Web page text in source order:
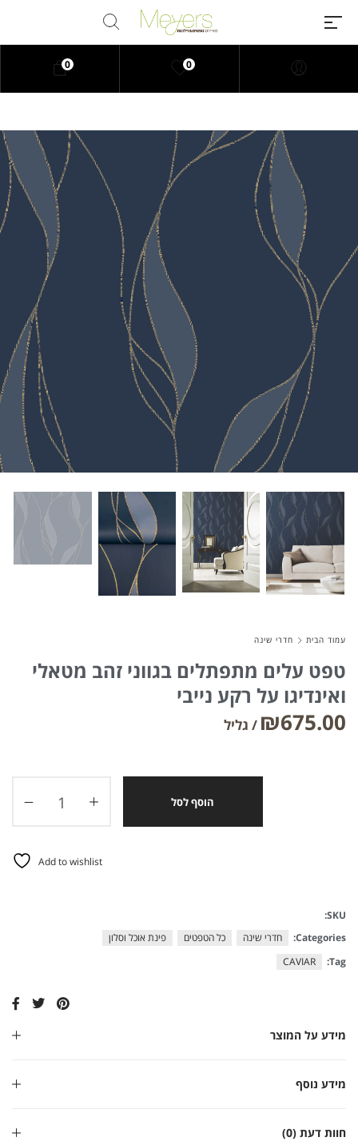
Millions of people around the
world visit Envato to buy and sell
creative assets, use smart design
templates, learn creative skills or
even hire freelancers. With an
industry-leading marketplace
paired with an unlimited
subscription service, Envato
helps creatives like you get
projects done faster.
About Envato
Careers
Sitemap
Community
Blog
Meetups
0
0
עמוד הבית חדרי שינה
טפט עלים מתפתלים בגווני זהב מטאלי
ואינדיגו על רקע נייבי
₪675.00
הוסף לסל
Add to wishlist
מידע על המוצר
מידע נוסף
חוות דעת (0)
SKU:
Categories:
חדרי שינה כל הטפטים
פינת אוכל וסלון
Tag:
CAVIAR